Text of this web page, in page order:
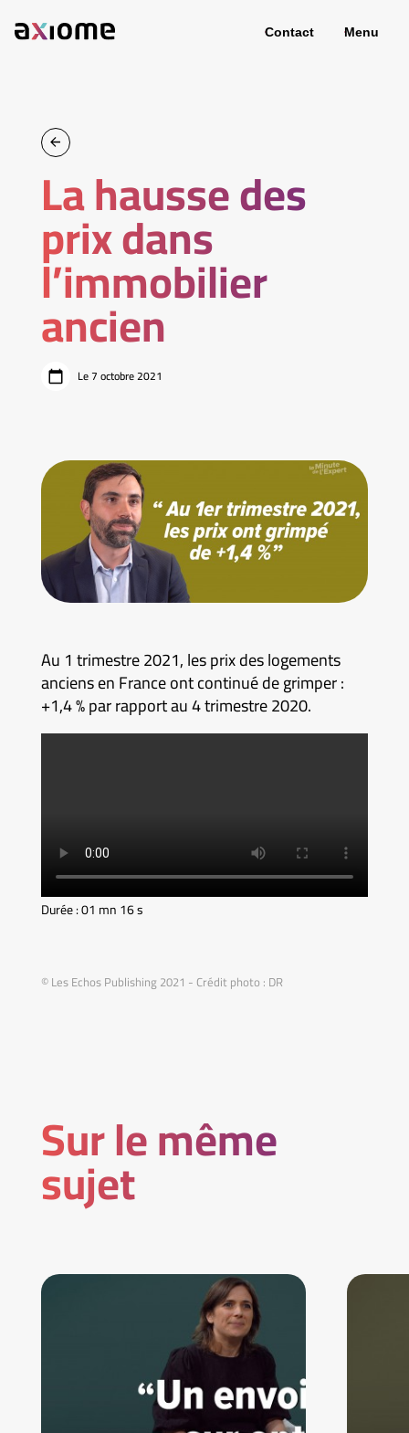
Contact Menu
La hausse des
prix dans
l’immobilier
ancien
Le 7 octobre 2021
Au 1 trimestre 2021, les prix des logements
anciens en France ont continué de grimper :
+1,4 % par rapport au 4 trimestre 2020.
Durée : 01 mn 16 s
© Les Echos Publishing 2021 - Crédit photo : DR
Sur le même
sujet